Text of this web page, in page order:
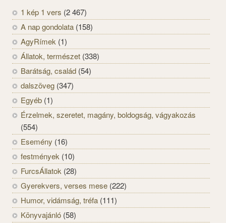
1 kép 1 vers (2 467)
A nap gondolata (158)
AgyRímek (1)
Állatok, természet (338)
Barátság, család (54)
dalszöveg (347)
Egyéb (1)
Érzelmek, szeretet, magány, boldogság, vágyakozás
(554)
Esemény (16)
festmények (10)
FurcsÁllatok (28)
Gyerekvers, verses mese (222)
Humor, vidámság, tréfa (111)
Könyvajánló (58)